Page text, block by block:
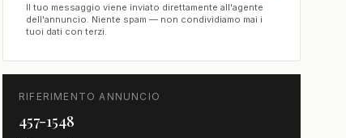
Il tuo messaggio viene inviato direttamente all'agente
dell'annuncio. Niente spam — non condividiamo mai i
tuoi dati con terzi.
RIFERIMENTO ANNUNCIO
457-1548